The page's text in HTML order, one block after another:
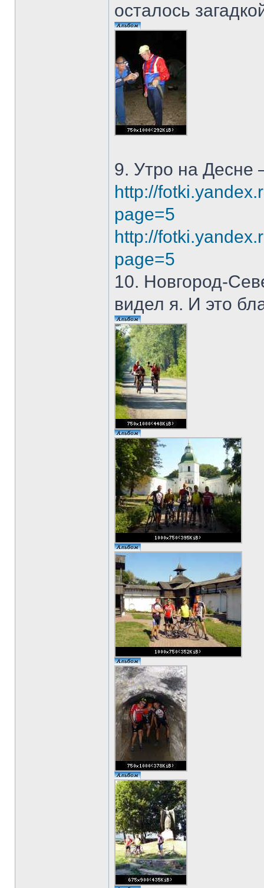
осталось
9. Утро на Десне
http://
page=5
http://
page=5
10. Новгород-
видел я. И это